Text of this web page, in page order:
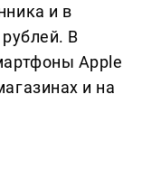
и в
В
Apple
и на